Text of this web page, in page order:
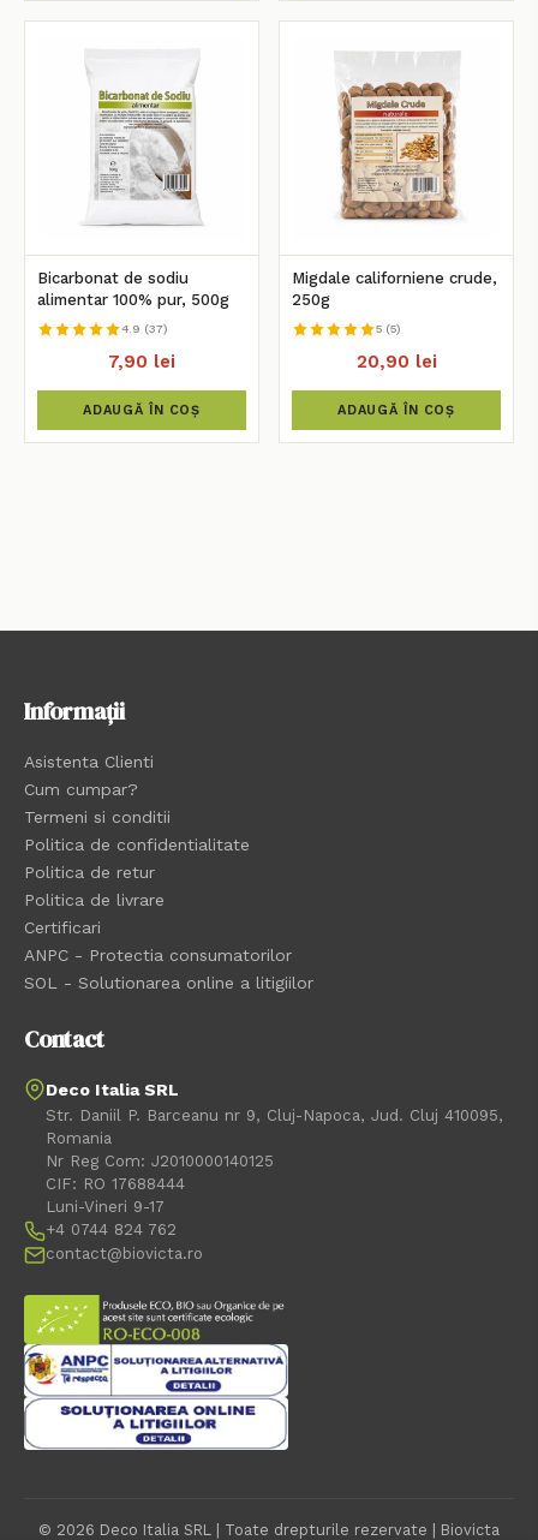
Bicarbonat de sodiu
alimentar 100% pur, 500g
4.9 (37)
7,90 lei
ADAUGĂ ÎN COȘ
Migdale californiene crude,
250g
5 (5)
20,90 lei
ADAUGĂ ÎN COȘ
Informații
Asistenta Clienti
Cum cumpar?
Termeni si conditii
Politica de confidentialitate
Politica de retur
Politica de livrare
Certificari
ANPC - Protectia consumatorilor
SOL - Solutionarea online a litigiilor
Contact
Deco Italia SRL
Str. Daniil P. Barceanu nr 9, Cluj-Napoca, Jud. Cluj 410095,
Romania
Nr Reg Com: J2010000140125
CIF: RO 17688444
Luni-Vineri 9-17
+4 0744 824 762
contact@biovicta.ro
© 2026 Deco Italia SRL | Toate drepturile rezervate | Biovicta